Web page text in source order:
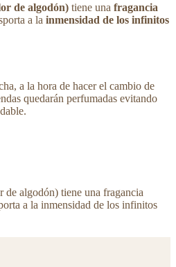
de algodón) tiene una fragancia
a la inmensidad de los infinitos
a la hora de hacer el cambio de
quedarán perfumadas evitando
algodón) tiene una fragancia
a la inmensidad de los infinitos